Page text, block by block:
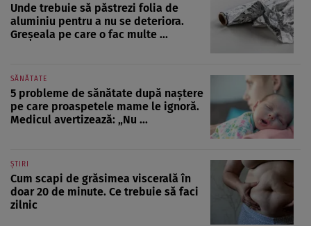
Unde trebuie să păstrezi folia de
aluminiu pentru a nu se deteriora.
Greșeala pe care o fac multe ...
SĂNĂTATE
5 probleme de sănătate după naștere
pe care proaspetele mame le ignoră.
Medicul avertizează: „Nu ...
ȘTIRI
Cum scapi de grăsimea viscerală în
doar 20 de minute. Ce trebuie să faci
zilnic